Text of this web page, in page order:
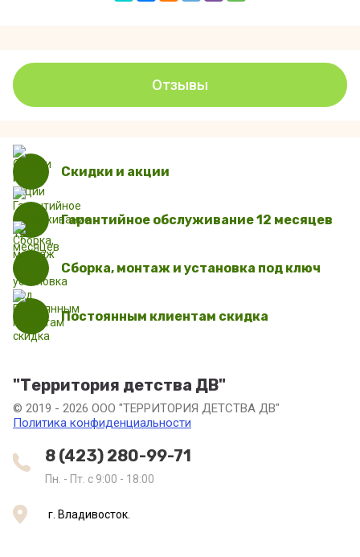
Отзывы
Скидки и акции
Гарантийное обслуживание 12 месяцев
Сборка, монтаж и установка под ключ
Постоянным клиентам скидка
"Территория детства ДВ"
© 2019 - 2026 ООО "ТЕРРИТОРИЯ ДЕТСТВА ДВ"
Политика конфиденциальности
8 (423) 280-99-71
Пн. - Пт. с 9:00 - 18:00
г. Владивосток.